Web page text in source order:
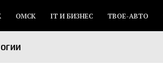
ОМСК IT И БИЗНЕС ТВОЕ-АВТО